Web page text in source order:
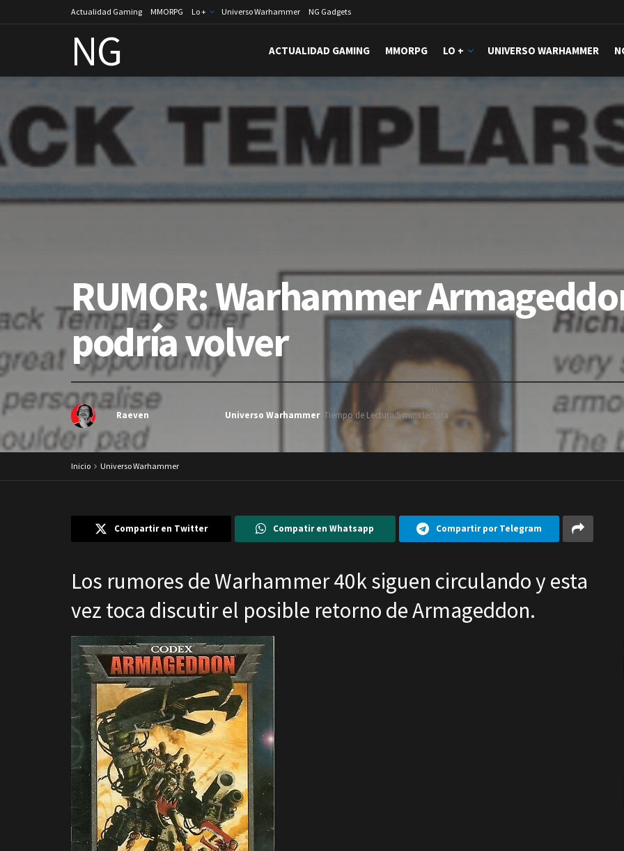
Actualidad Gaming MMORPG Lo + Universo Warhammer NG Gadgets
NG ACTUALIDAD GAMING MMORPG LO + UNIVERSO WARHAMMER
RUMOR: Warhammer
podría volver
Raeven Universo Warhammer Tiempo de Lectura:5 mins lectura
Inicio Universo Warhammer
Compartir en Twitter Compatir en Whatsapp Compartir por Telegram
Los rumores de Warhammer 40k siguen circulando y esta
vez toca discutir el posible retorno de Armageddon.